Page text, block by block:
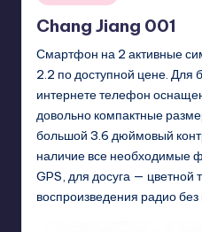
in
Chang Jiang 001
Смартфон на 2 активные
2.2 по доступной цене. Для
интернете телефон
довольно компактные
большой 3.6 дюймовый
наличие все необходимые
GPS, для досуга — цветной
воспроизведения радио